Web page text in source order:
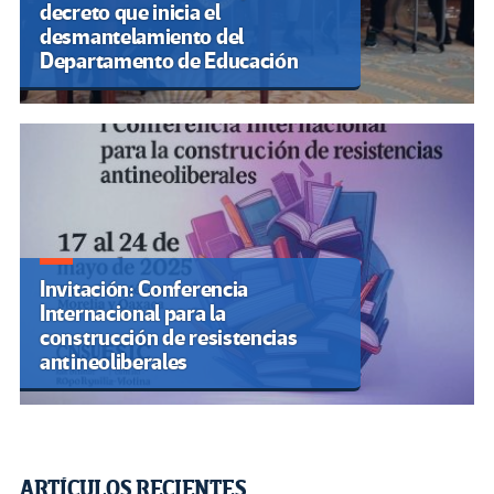
decreto que inicia el
desmantelamiento del
Departamento de Educación
Invitación: Conferencia
Internacional para la
construcción de resistencias
antineoliberales